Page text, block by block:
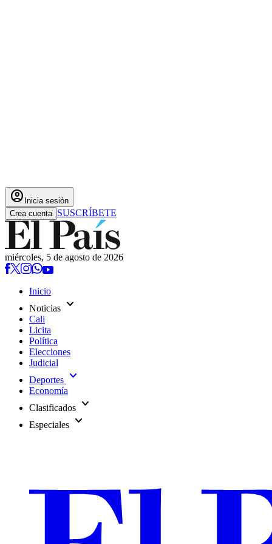
account_circle Inicia sesión
Crea cuenta SUSCRÍBETE
miércoles, 5 de agosto de 2026
Inicio
Noticias expand_more
Cali
Licita
Política
Elecciones
Judicial
Deportes expand_more
Economía
Clasificados expand_more
Especiales expand_more